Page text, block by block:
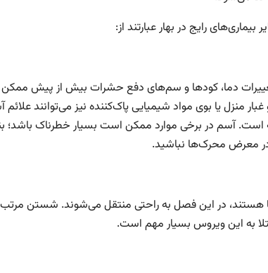
بیماری‌های رایج در بهار عبارتند از:
دما، کودها و سم‌های دفع حشرات بیش از پیش ممکن
منزل یا بوی مواد شیمیایی پاک‌کننده نیز می‌توانند
آسم در برخی موارد ممکن است بسیار خطرناک باشد؛
معرض محرک‌ها نباشید.
هستند، در این فصل به راحتی منتقل می‌شوند. شستن
به این ویروس بسیار مهم است.